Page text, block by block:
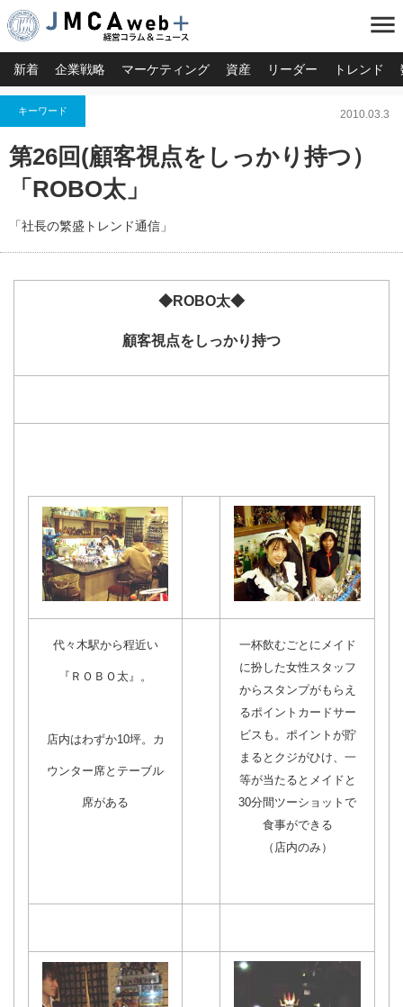
menu
新着 企業戦略 マーケティング 資産 リーダー トレンド
キーワード 2010.03.3
第26回(顧客視点をしっかり持つ）
「ROBO太」
「社長の繁盛トレンド通信」
◆ROBO太◆
顧客視点をしっかり持つ
代々木駅から程近い
『ＲＯＢＯ太』。
店内はわずか10坪。カ
ウンター席とテーブル
席がある
一杯飲むごとにメイド
に扮した女性スタッフ
からスタンプがもらえ
るポイントカードサー
ビスも。ポイントが貯
まるとクジがひけ、一
等が当たるとメイドと
30分間ツーショットで
食事ができる
（店内のみ）